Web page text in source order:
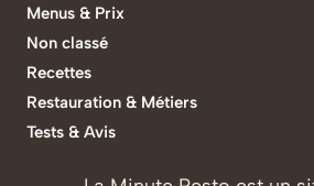
Menus & Prix
Non classé
Recettes
Restauration & Métiers
Tests & Avis